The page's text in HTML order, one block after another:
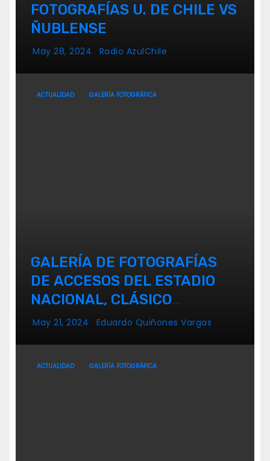
FOTOGRAFÍAS U. DE CHILE VS
ÑUBLENSE
May 28, 2024 Radio AzulChile
ACTUALIDAD GALERÍA FOTOGRÁFICA
GALERÍA DE FOTOGRAFÍAS
DE ACCESOS DEL ESTADIO
NACIONAL, CLÁSICO
UNIVERSITARIO
May 21, 2024 Eduardo Quiñones Vargas
ACTUALIDAD GALERÍA FOTOGRÁFICA